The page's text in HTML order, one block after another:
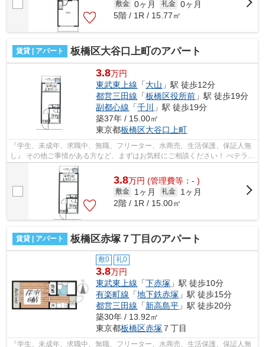
敷金 0ヶ月 礼金 0ヶ月
5階 / 1R / 15.77㎡
賃貸 | アパート 板橋区大谷口上町のアパート
3.8万円
東武東上線 「大山 」駅 徒歩12分
都営三田線 「板橋区役所前 」駅 徒歩19分
副都心線 「千川
」駅 徒歩19分
築37年 / 15.00㎡
東京都板橋区大谷口上町
『学生、未成年、求職中、無職、フリーター、水商売、生活保護、保証人無
し』 その他ご事情がある方など、まずはお気軽にご相談ください！ べテラン
スタッフが対応致しますのでご希望...
3.8万円 (管理費等：- )
敷金 1ヶ月 礼金
1ヶ月
2階 / 1R / 15.00㎡
賃貸 | アパート 板橋区赤塚７丁目のアパート
敷0 礼0
3.8万円
東武東上線 「下赤塚 」駅 徒歩10分
有楽町線 「地下鉄赤塚 」駅 徒歩15分
都営三田線 「新高島平 」駅 徒歩20分
築30年 / 13.92㎡
東京都板橋区赤塚 ７丁目
『学生、未成年、求職中、無職、フリーター、水商売、生活保護、保証人無